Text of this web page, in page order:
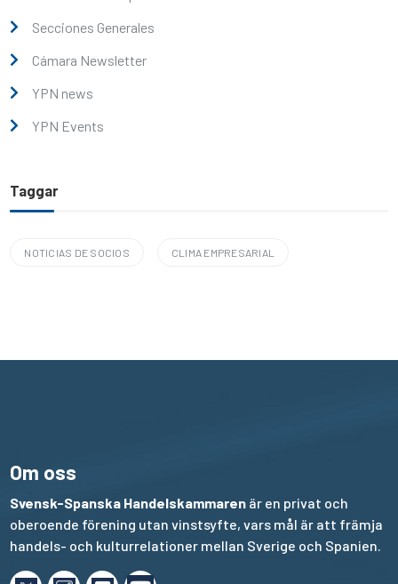
Secciones Generales
Cámara Newsletter
YPN news
YPN Events
Taggar
NOTICIAS DE SOCIOS CLIMA EMPRESARIAL
Om oss
Svensk-Spanska Handelskammaren är en privat och
oberoende förening utan vinstsyfte, vars mål är att främja
handels- och kulturrelationer mellan Sverige och Spanien.